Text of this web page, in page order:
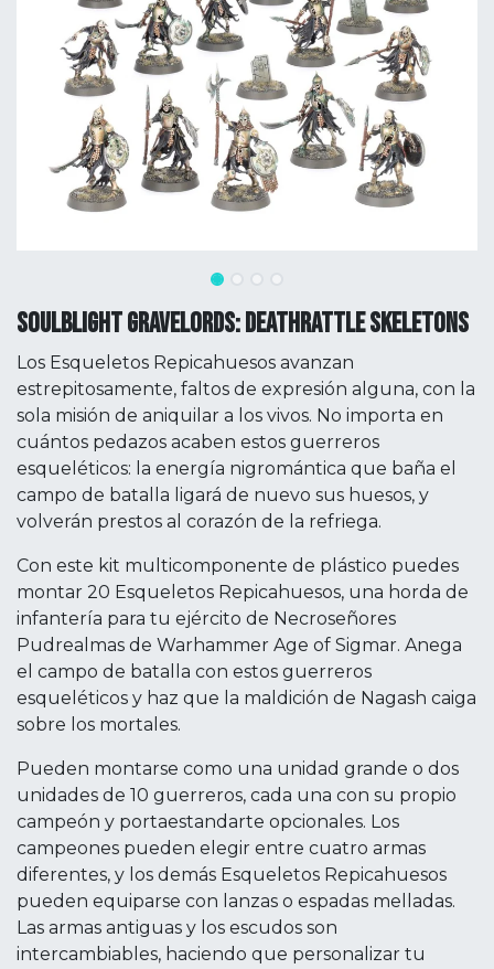
SOULBLIGHT GRAVELORDS: DEATHRATTLE SKELETONS
Los Esqueletos Repicahuesos avanzan
estrepitosamente, faltos de expresión alguna, con la
sola misión de aniquilar a los vivos. No importa en
cuántos pedazos acaben estos guerreros
esqueléticos: la energía nigromántica que baña el
campo de batalla ligará de nuevo sus huesos, y
volverán prestos al corazón de la refriega.
Con este kit multicomponente de plástico puedes
montar 20 Esqueletos Repicahuesos, una horda de
infantería para tu ejército de Necroseñores
Pudrealmas de Warhammer Age of Sigmar. Anega
el campo de batalla con estos guerreros
esqueléticos y haz que la maldición de Nagash caiga
sobre los mortales.
Pueden montarse como una unidad grande o dos
unidades de 10 guerreros, cada una con su propio
campeón y portaestandarte opcionales. Los
campeones pueden elegir entre cuatro armas
diferentes, y los demás Esqueletos Repicahuesos
pueden equiparse con lanzas o espadas melladas.
Las armas antiguas y los escudos son
intercambiables, haciendo que personalizar tu